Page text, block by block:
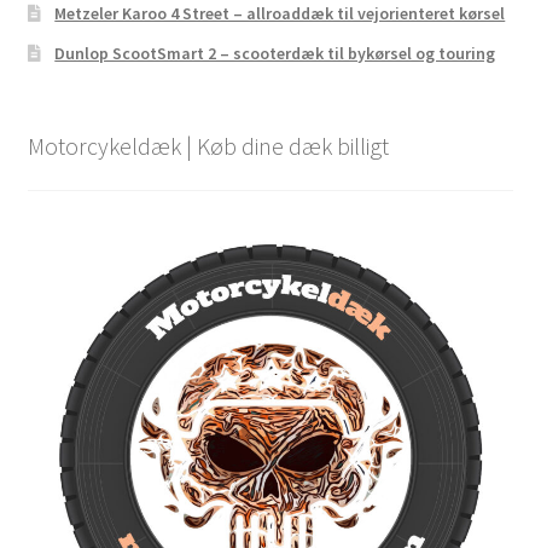
Metzeler Karoo 4 Street – allroaddæk til vejorienteret kørsel
Dunlop ScootSmart 2 – scooterdæk til bykørsel og touring
Motorcykeldæk | Køb dine dæk billigt